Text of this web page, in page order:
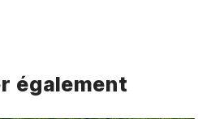
également